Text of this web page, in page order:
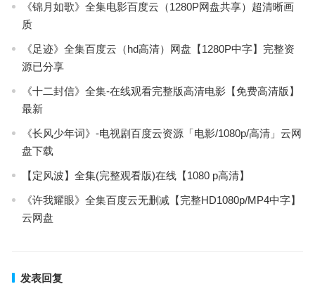
《锦月如歌》全集电影百度云（1280P网盘共享）超清晰画
质
《足迹》全集百度云（hd高清）网盘【1280P中字】完整资
源已分享
《十二封信》全集-在线观看完整版高清电影【免费高清版】
最新
《长风少年词》-电视剧百度云资源「电影/1080p/高清」云网
盘下载
【定风波】全集(完整观看版)在线【1080 p高清】
《许我耀眼》全集百度云无删减【完整HD1080p/MP4中字】
云网盘
发表回复